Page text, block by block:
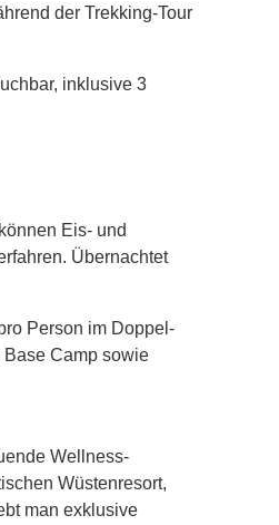
der Trekking-Tour
inklusive 3
Eis- und
Übernachtet
Person im Doppel-
Base Camp sowie
Wellness-
Wüstenresort,
man exklusive